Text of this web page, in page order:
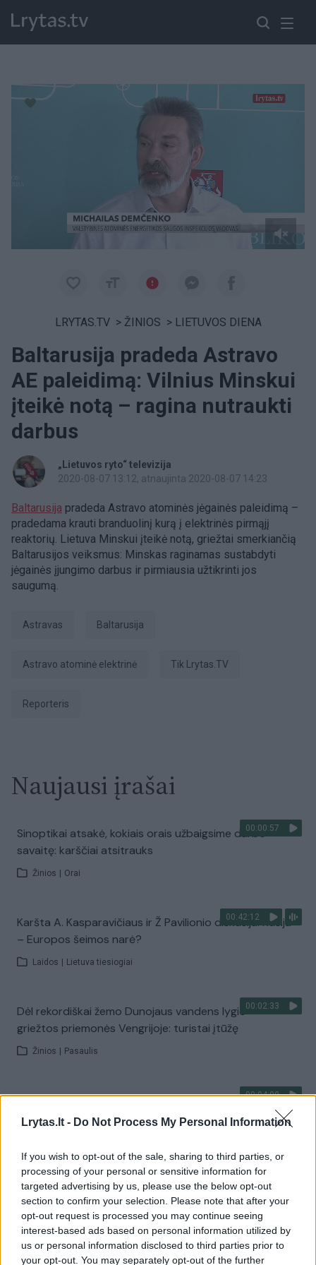
Lrytas.lt - Do Not Process My Personal Information
If you wish to opt-out of the sale, sharing to third parties, or
processing of your personal or sensitive information for
targeted advertising by us, please use the below opt-out
section to confirm your selection. Please note that after your
opt-out request is processed you may continue seeing
interest-based ads based on personal information utilized by
us or personal information disclosed to third parties prior to
your opt-out. You may separately opt-out of the further
LRYTAS.TV > ŽINIOS > LIETUVOS DIENA
Baltarusija pradeda Astravo
AE paleidimą: Vilnius Minskui
įteikė notą – ragina nutraukti
darbus
„Lietuvos ryto“ televizija
2020-08-07 13:12, atnaujinta 2020-08-07 14:23
Baltarusija pradeda Astravo atominės jėgainės paleidimą –
pradedama krauti branduolinį kurą į elektrinės pirmąjį
reaktorių. Lietuva Minskui įteikė notą, griežtai smerkiančią
Baltarusijos veiksmus: Minskas raginamas sustabdyti
jėgainės įjungimo darbus ir pirmiausia užtikrinti jos
saugumą.
Astravas Baltarusija
Astravo atominė elektrinė tik Lrytas.TV
Reporteris
Naujausi įrašai
00:00:57
Sinoptikai atsakė, kokiais orais užbaigsime darbo
savaitę: karščiai atsitrauks
Žinios Orai
00:42:12
Karšta A. Kasparavičiaus ir Ž Pavilionio diskusija: Rusija
– Europos šeimos narė?
Laidos Lietuva tiesiogiai
00:02:33
Dėl rekordiškai žemo Dunojaus vandens lygio –
griežtos priemonės Vengrijoje: turistai įtūžę
Žinios Pasaulis
00:04:00
Kuprines pasvėrę specialistai įspėja apie pavojingą
įprotį: tą daro daugiau nei pusė pradinukų
Visi įrašai
Žiūrimiausi įrašai